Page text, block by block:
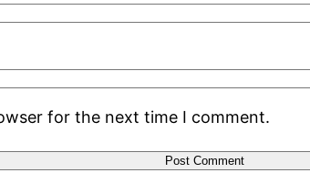
for the next time I comment.